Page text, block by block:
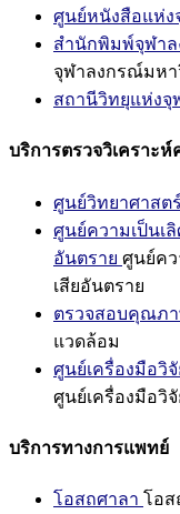
ศูนย์หนังสือแห่ง
สำนักพิมพ์จุฬา
จุฬาลงกรณ์มหา
สถานีวิทยุแห่งจุ
บริการตรวจวิเคราะ
ศูนย์วิทยาศาสต
ศูนย์ความเป็นเ
อันตราย ศูนย์คว
เสียอันตราย
ตรวจสอบคุณภ
แวดล้อม
ศูนย์เครื่องมือวิ
ศูนย์เครื่องมือวิ
บริการทางการแพทย์
โอสถศาลา โอส